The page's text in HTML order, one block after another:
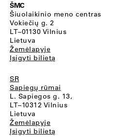
ŠMC
Šiuolaikinio meno centras
Vokiečių g. 2
LT–01130 Vilnius
Lietuva
Žemėlapyje
Įsigyti bilietą
SR
Sapiegų rūmai
L. Sapiegos g. 13,
LT–10312 Vilnius
Lietuva
Žemėlapyje
Įsigyti bilietą